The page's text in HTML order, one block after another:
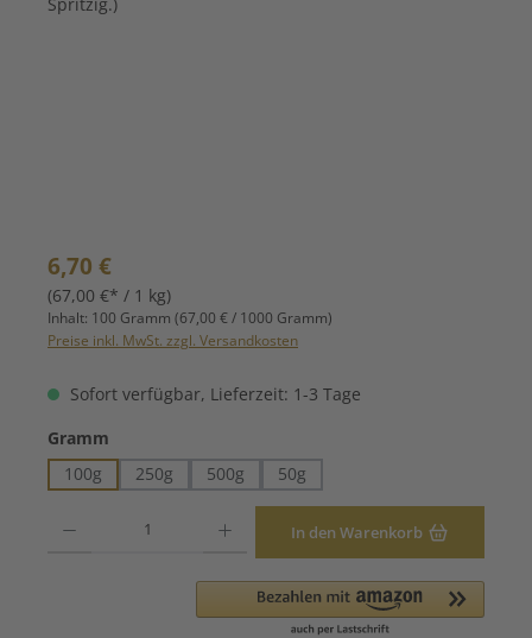
Regulärer Preis:
6,70 €
(67,00 €* / 1 kg)
Inhalt: 100 Gramm (67,00 € / 1000 Gramm)
Preise inkl. MwSt. zzgl. Versandkosten
Sofort verfügbar, Lieferzeit: 1-3 Tage
Gramm
100g
250g 500g 50g
In den Warenkorb